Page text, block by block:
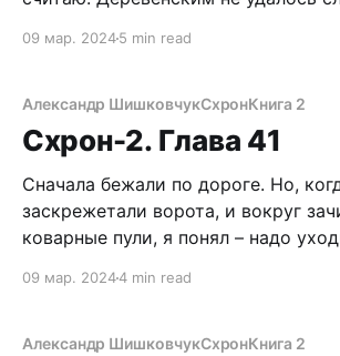
позволило совершить дерзкий
новые коварства, смертоносные
гемор. Каждый следующий шаг
предыдущего, будущее
09 мар. 20245 min read
Александр ШишковчукСхронКнига 2
Схрон-2. Глава 41
Сначала бежали по дороге. Но,
заскрежетали ворота, и вокруг
коварные пули, я понял – надо
селян это тоже задержит. Рванув
Альбинка усвоила серьезность
09 мар. 20244 min read
Александр ШишковчукСхронКнига 2